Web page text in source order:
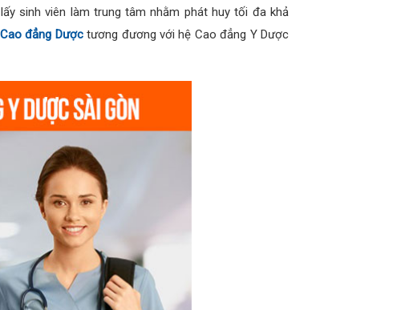
sinh viên làm trung tâm nhằm phát huy tối đa khả
đẳng Dượctương đương với hệ Cao đẳng Y Dược